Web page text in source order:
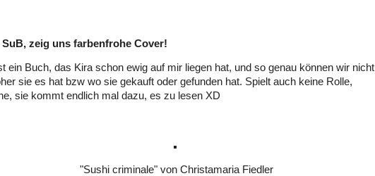
zeig uns farbenfrohe Cover!
ein Buch, das Kira schon ewig auf mir liegen hat, und so genau können wir nicht
sie es hat bzw wo sie gekauft oder gefunden hat. Spielt auch keine Rolle,
sie kommt endlich mal dazu, es zu lesen XD
"Sushi criminale" von Christamaria Fiedler